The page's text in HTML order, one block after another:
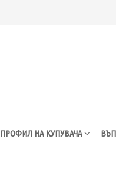
ПРОФИЛ НА КУПУВАЧА